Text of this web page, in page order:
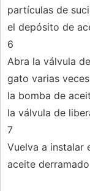
partículas de
el depósito de
6
Abra la válvula
gato varias
la bomba de
la válvula de
7
Vuelva a instalar
aceite